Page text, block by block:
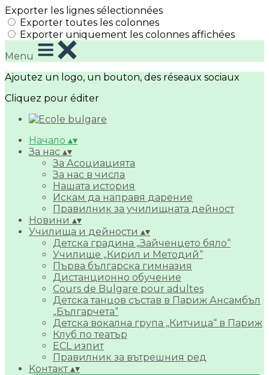
Exporter les lignes sélectionnées
Exporter toutes les colonnes
Exporter uniquement les colonnes affichées
Menu
Ajoutez un logo, un bouton, des réseaux sociaux
Cliquez pour éditer
Начало ▴▾
За нас ▴▾
За Асоциацията
За нас в числа
Нашата история
Искам да направя дарение
Правилник за училищната дейност
Новини ▴▾
Училища и дейности ▴▾
Детска градина „Зайченцето бяло“
Училище „Кирил и Методий“
Първа българска гимназия
Дистанционно обучение
Cours de Bulgare pour adultes
Детска танцов състав в Париж Ансамбъл
„Българчета“
Детска вокална група „Китчица“ в Париж
Клуб по театър
ECL изпит
Правилник за вътрешния ред
Kонтакт▴▾